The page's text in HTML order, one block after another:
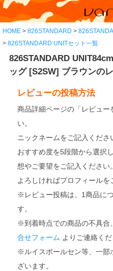
HOME 826STANDARD
826STANDARD UNITセット一覧
826STANDARD
ッグ [S2SW] ブラウンの
レビューの投稿方法
商品詳細ページの「レビュー
い。
ニックネームをご記入くださ
おすすめ度を5段階から選択
想やご要望をご記入ください。
よろしければプロフィールを
※レビュー投稿は、1商品に
す。
※到着時点での商品の不具合
合せフォーム よりご連絡くだ
※ルイスポールセン等、一部
ざいます。